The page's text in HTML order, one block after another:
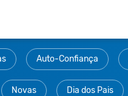
Auto-Confiança
Novas Dia dos Pais